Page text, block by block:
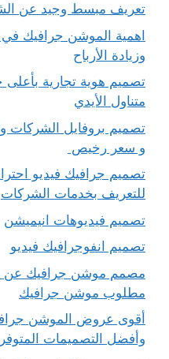
تعريف مبسط وجيد عن
اهمية الموشن جرافيك في
وزيادة الأرباح
تصميم هوية تجارية
متناول الأيدي
تصميم بروفايل
و سعر رخيص
تصميم جرافيك فيديو
للتعريف بخدمات الشركات
تصميم فيديوهات انيميشن
تصميم انفوجرافيك فيديو
مصمم موشن جرافيك عن
مطلوب موشن جرافيك
أقوى عروض الموشن
وأفضل التصميمات